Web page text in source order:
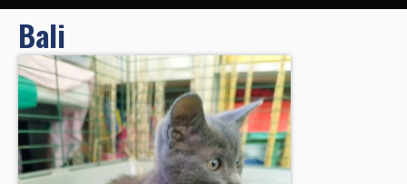
L’ÉCOLE DU CHAT
ACTUALITÉS
ADOPTER
NOUS AIDER
Bali